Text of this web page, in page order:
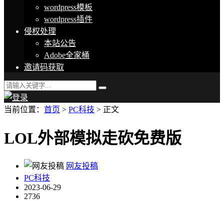
wordpress模板
wordpress插件
侵权处理
本站公告
Adobe全家桶
邀请码获取
当前位置： 首页 > PC科技 > 正文
LOL外部模拟走砍免费版
网友投稿
PC科技
2023-06-29
2736